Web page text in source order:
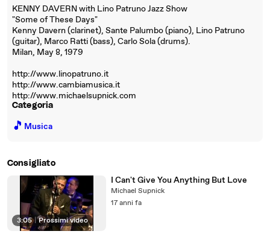
KENNY DAVERN with Lino Patruno Jazz Show
"Some of These Days"
Kenny Davern (clarinet), Sante Palumbo (piano), Lino Patruno
(guitar), Marco Ratti (bass), Carlo Sola (drums).
Milan, May 8, 1979
http://www.linopatruno.it
http://www.cambiamusica.it
http://www.michaelsupnick.com
Categoria
🎵 Musica
Consigliato
3:05 Prossimi video
I Can't Give You Anything But Love
Michael Supnick
17 anni fa